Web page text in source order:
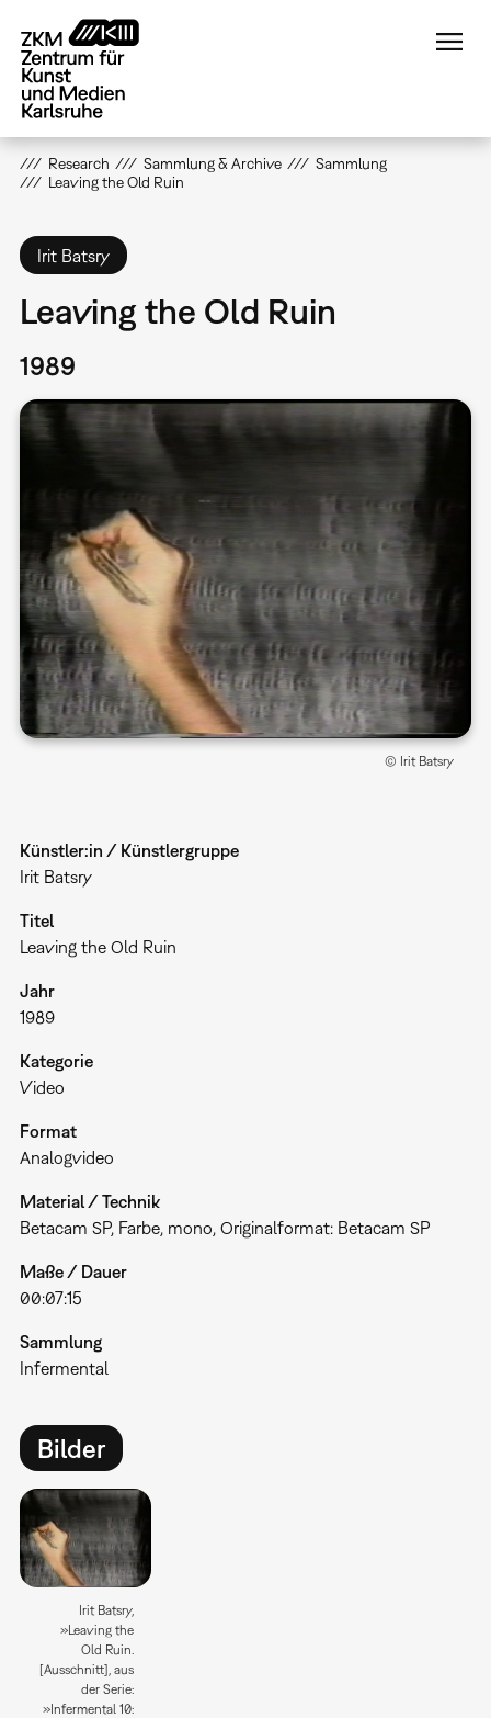
zum
Inhalt
Research Sammlung & Archive
Sammlung
Leaving the Old Ruin
Irit Batsry
Leaving the Old Ruin
1989
© Irit Batsry
Künstler:in / Künstlergruppe
Irit Batsry
Titel
Leaving the Old Ruin
Jahr
1989
Kategorie
Video
Format
Analogvideo
Material / Technik
Betacam SP, Farbe, mono, Originalformat: Betacam SP
Maße / Dauer
00:07:15
Sammlung
Infermental
Bilder
Irit Batsry,
»Leaving the
Old Ruin.
[Ausschnitt], aus
der Serie:
»Infermental 10: